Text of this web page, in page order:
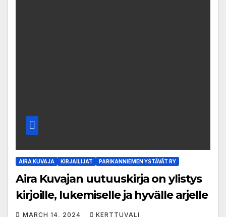
AIRA KUVAJA KIRJAILIJAT PARIKANNIEMEN YSTÄVÄT RY
Aira Kuvajan uutuuskirja on ylistys
kirjoille, lukemiselle ja hyvälle arjelle
MARCH 14, 2024 KERTTUVALI